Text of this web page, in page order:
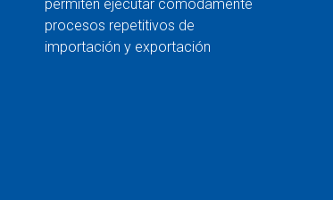
permiten ejecutar cómodamente
procesos repetitivos de
importación y exportación